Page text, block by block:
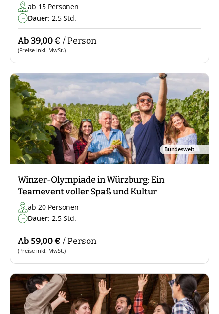
ab 15 Personen
Dauer: 2,5 Std.
Ab 39,00 € / Person
(Preise inkl. MwSt.)
Bundesweit
Winzer-Olympiade in Würzburg: Ein
Teamevent voller Spaß und Kultur
ab 20 Personen
Dauer: 2,5 Std.
Ab 59,00 € / Person
(Preise inkl. MwSt.)